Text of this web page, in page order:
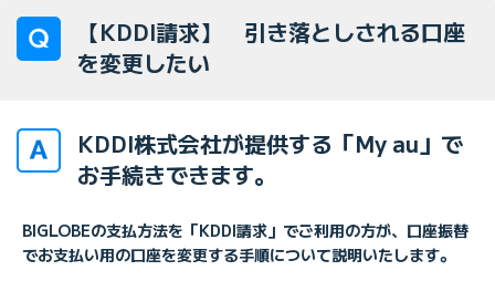
【KDDI請求】 引き落としされる口座
を変更したい
KDDI株式会社が提供する「My au」で
お手続きできます。
BIGLOBEの支払方法を「KDDI請求」でご利用の方が、口座振替
でお支払い用の口座を変更する手順について説明いたします。